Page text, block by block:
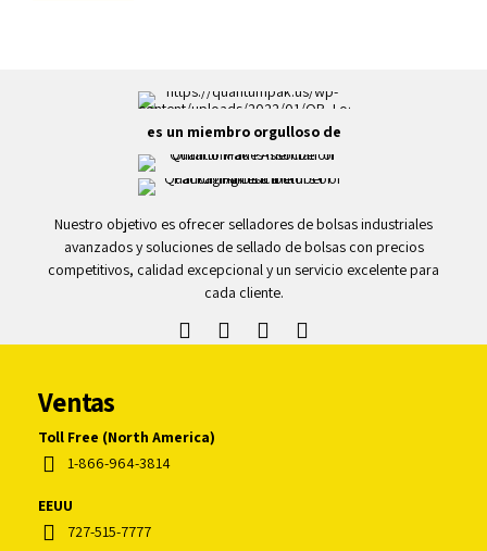
es un miembro orgulloso de
Nuestro objetivo es ofrecer selladores de bolsas industriales
avanzados y soluciones de sellado de bolsas con precios
competitivos, calidad excepcional y un servicio excelente para
cada cliente.
Ventas
Toll Free (North America)
1-866-964-3814
EEUU
727-515-7777